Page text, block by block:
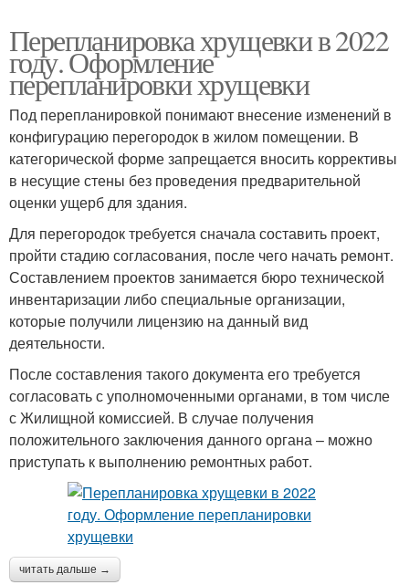
Перепланировка хрущевки в 2022
году. Оформление
перепланировки хрущевки
Под перепланировкой понимают внесение изменений в
конфигурацию перегородок в жилом помещении. В
категорической форме запрещается вносить коррективы
в несущие стены без проведения предварительной
оценки ущерб для здания.
Для перегородок требуется сначала составить проект,
пройти стадию согласования, после чего начать ремонт.
Составлением проектов занимается бюро технической
инвентаризации либо специальные организации,
которые получили лицензию на данный вид
деятельности.
После составления такого документа его требуется
согласовать с уполномоченными органами, в том числе
с Жилищной комиссией. В случае получения
положительного заключения данного органа – можно
приступать к выполнению ремонтных работ.
читать дальше →